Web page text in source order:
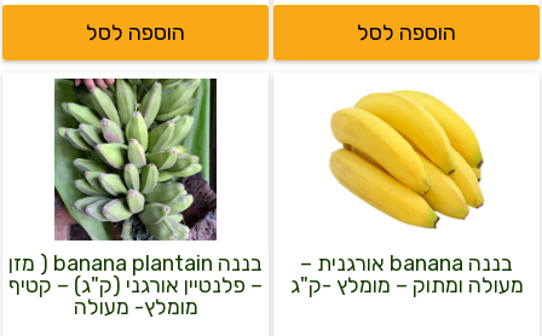
שלישייה
-28
שח
לתבנית)
-
הטבה
למתכון
הפלאן
מהמשק
הוספה לסל הוספה לסל
בננה banana אורגנית –
מעולה ומתוק – מומלץ -ק"ג
של
בננה
banana
אורגנית
-
מעולה
ומתוק
-
מומלץ
-
בננה banana plantain ( מזן
– פלנטיין אורגני (ק"ג) – קטיף
מומלץ- מעולה
כמות
של
בננה
banana
plantain
(
מזן
-
פלנטיין
אורגני
(ק"ג)
-